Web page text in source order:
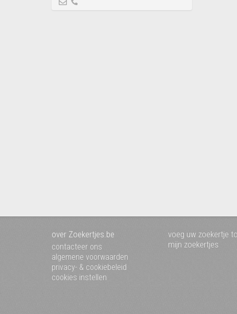
over Zoekertjes.be
contacteer ons
algemene voorwaarden
privacy- & cookiebeleid
cookies instellen
voeg uw zoekertje
mijn zoekertjes